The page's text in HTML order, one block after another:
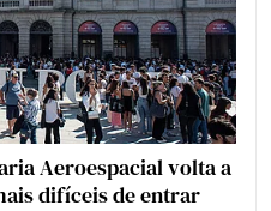
Aeroespacial volta a
difíceis de entrar